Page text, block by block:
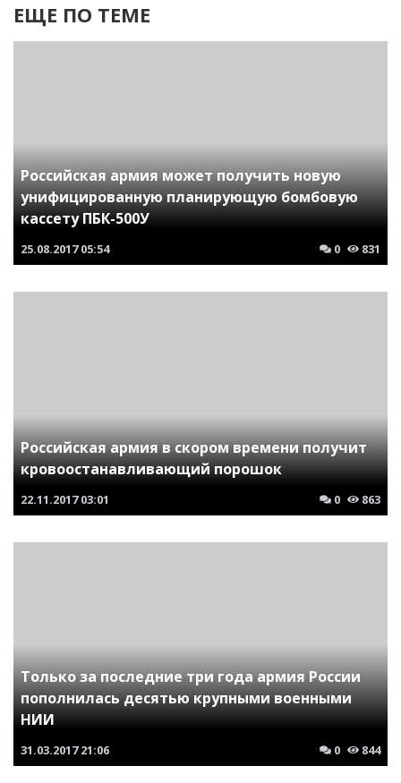
ЕЩЕ ПО ТЕМЕ
Российская армия может получить новую
унифицированную планирующую бомбовую
кассету ПБК-500У
25.08.2017 05:54 0 831
Российская армия в скором времени получит
кровоостанавливающий порошок
22.11.2017 03:01 0 863
Только за последние три года армия России
пополнилась десятью крупными военными
НИИ
31.03.2017 21:06 0 844